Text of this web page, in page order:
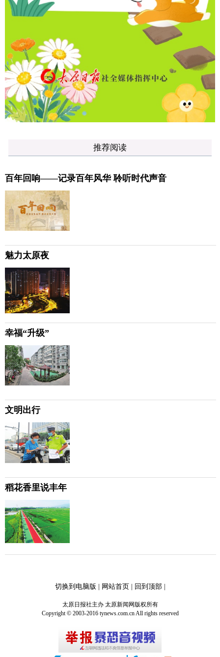
推荐阅读
百年回响——记录百年风华 聆听时代声音
魅力太原夜
幸福“升级”
文明出行
稻花香里说丰年
切换到电脑版 网站首页 回到顶部|
太原日报社主办 太原新闻网版权所有
Copyright © 2003-2016 tynews.com.cn All rights reserved